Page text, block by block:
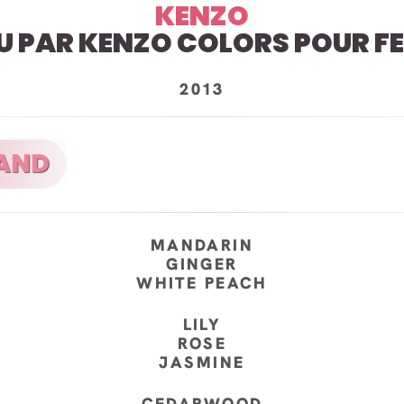
KENZO
PAR KENZO COLORS POUR
2013
MANDARIN
GINGER
WHITE PEACH
LILY
ROSE
JASMINE